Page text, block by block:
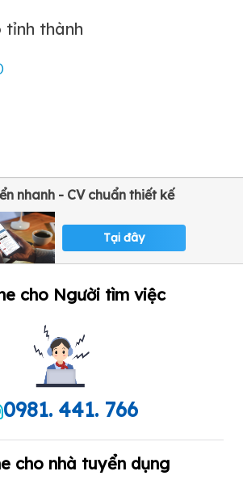
thành
nhanh - CV chuẩn thiết kế
Tại đây
cho Người tìm việc
0981. 441. 766
cho nhà tuyển dụng